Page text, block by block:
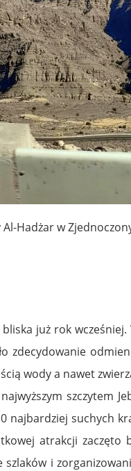
Al-Hadżar w
już rok
zdecydowanie
wody a nawet
szczytem
suchych
atrakcji
i